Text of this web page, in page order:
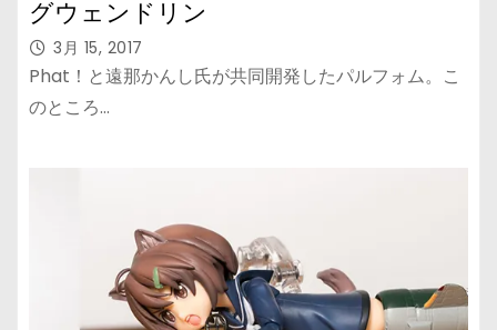
グウェンドリン
3月 15, 2017
Phat！と遠那かんし氏が共同開発したパルフォム。こ
のところ…